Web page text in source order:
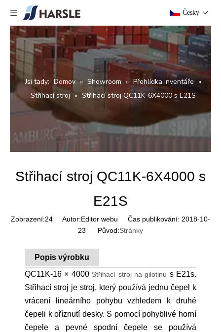
Česky
Jsi tady: Domov » Showroom » Přehlídka inventáře »
Stříhací stroj » Střihací stroj QC11K-6X4000 s E21S
Střihací stroj QC11K-6X4000 s
E21S
Zobrazení:24 Autor:Editor webu Čas publikování: 2018-10-
23 Původ:Stránky
Popis výrobku
QC11K-16 × 4000 Střihací stroj na gilotinu s E21s.
Střihací stroj je stroj, který používá jednu čepel k
vrácení lineárního pohybu vzhledem k druhé
čepeli k oříznutí desky. S pomocí pohyblivé horní
čepele a pevné spodní čepele se používá